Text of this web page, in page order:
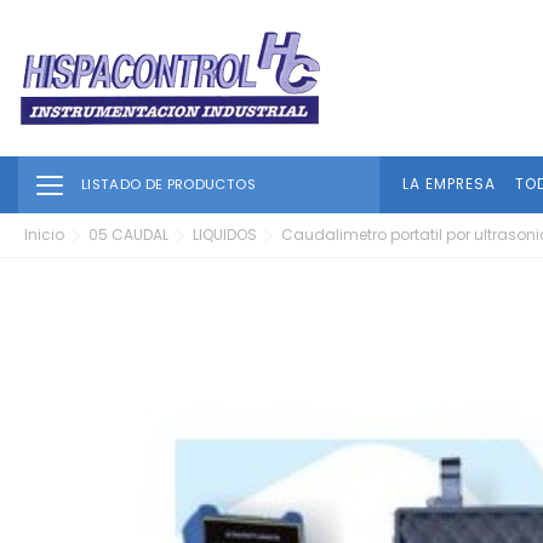
Toggle navigation
LISTADO DE PRODUCTOS LA EMPRESA
Inicio 05 CAUDAL LIQUIDOS Caudalimetro portatil por